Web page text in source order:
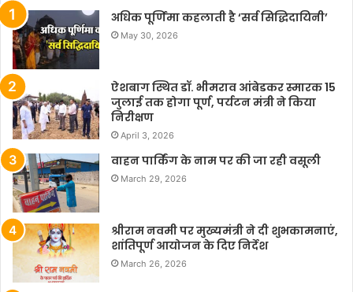
अधिक पूर्णिमा कहलाती है ‘सर्व सिद्धिदायिनी’
May 30, 2026
ऐशबाग स्थित डॉ. भीमराव आंबेडकर स्मारक 15
जुलाई तक होगा पूर्ण, पर्यटन मंत्री ने किया
निरीक्षण
April 3, 2026
वाहन पार्किंग के नाम पर की जा रही वसूली
March 29, 2026
श्रीराम नवमी पर मुख्यमंत्री ने दी शुभकामनाएं,
शांतिपूर्ण आयोजन के दिए निर्देश
March 26, 2026